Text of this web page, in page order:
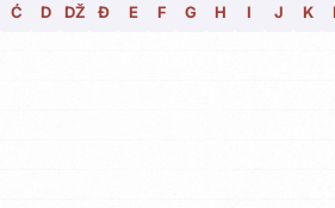
Ć D DŽ Đ E F G H I J K